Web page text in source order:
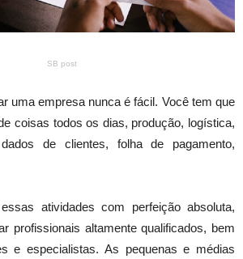
SB post
uma empresa nunca é fácil. Você tem que
coisas todos os dias, produção, logística,
de clientes, folha de pagamento,
atividades com perfeição absoluta,
profissionais altamente qualificados, bem
e especialistas. As pequenas e médias